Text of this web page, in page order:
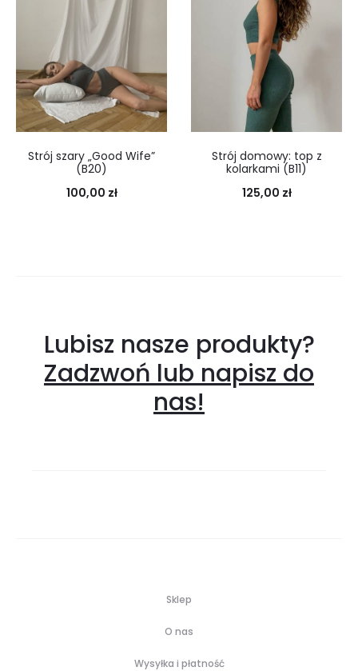
Strój szary „Good Wife”
(B20)
100,00 zł
Strój domowy: top z
kolarkami (B11)
125,00 zł
Lubisz nasze produkty?
Zadzwoń lub napisz do
nas!
Sklep
O nas
Wysyłka i płatność